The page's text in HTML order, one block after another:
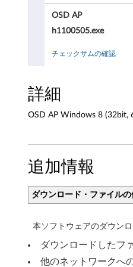
w
s
8
(
3
b
i
OSD AP
h1100505.exe
チェックサムの確認
詳細
OSD AP Windows 8 (32bit,
追加情報
ダウンロード・ファイル
本ソフトウェアのダウン
ダウンロードしたフ
他のネットワークへ